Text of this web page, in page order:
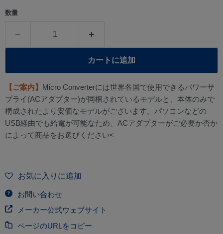
数量
カートに追加
【ご案内】 Micro Converterには世界各国で使用できるパワーサ
プライ(ACアダプター)が同梱されているモデルと、本体のみで
構成されたより安価なモデルがございます。パソコンなどの
USB経由でも給電が可能なため、ACアダプターがご必要か否か
によって商品をお選びください<
お気に入りに追加
お問い合わせ
メーカー公式ウェブサイト
ページのURLをコピー